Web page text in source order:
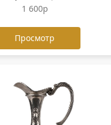
1 600р
Просмотр